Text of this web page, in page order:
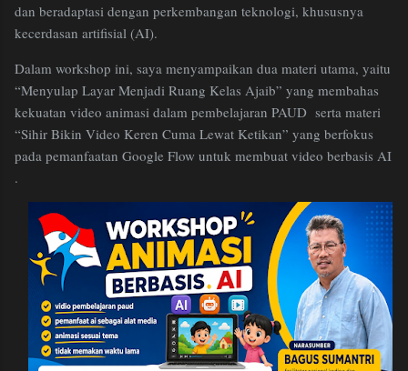
dan beradaptasi dengan perkembangan teknologi, khususnya
kecerdasan artifisial (AI).
Dalam workshop ini, saya menyampaikan dua materi utama, yaitu
“Menyulap Layar Menjadi Ruang Kelas Ajaib” yang membahas
kekuatan video animasi dalam pembelajaran PAUD serta materi
“Sihir Bikin Video Keren Cuma Lewat Ketikan” yang berfokus
pada pemanfaatan Google Flow untuk membuat video berbasis AI
.